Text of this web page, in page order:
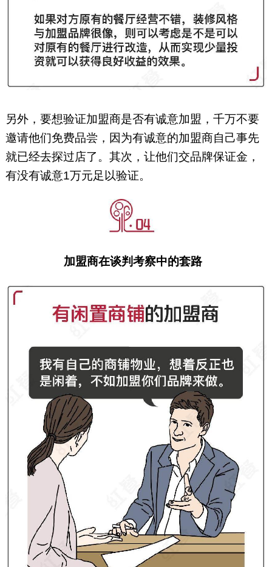
另外，要想验证加盟商是否有诚意加盟，千万不要
邀请他们免费品尝，因为有诚意的加盟商自己事先
就已经去探过店了。其次，让他们交品牌保证金，
有没有诚意1万元足以验证。
加盟商在谈判考察中的套路